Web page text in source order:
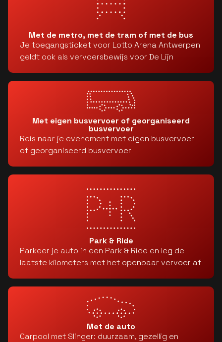
Met de metro, met de tram of met de bus
Je toegangsticket voor Lotto Arena Antwerpen
geldt ook als vervoersbewijs voor De Lijn
Met eigen busvervoer of georganiseerd
busvervoer
Reis naar je evenement met eigen busvervoer
of georganiseerd busvervoer
Park & Ride
Parkeer je auto in een Park & Ride en leg de
laatste kilometers met het openbaar vervoer af
Met de auto
Carpool met Slinger: duurzaam, gezellig en